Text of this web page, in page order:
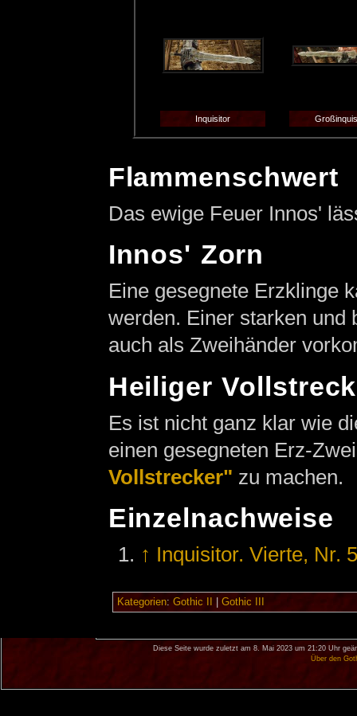
Inquisitor
Flammenschwert
Das ewige Feuer Innos'
Innos' Zorn
Eine gesegnete Erzklinge
werden. Einer starken und
auch als Zweihänder
Heiliger
Es ist nicht ganz klar wie
einen gesegneten Erz-
Vollstrecker" zu machen.
Einzelnachweise
↑ Inquisitor. Vierte, Nr.
Kategorien: Gothic II Gothic III
Diese Seite wurde zuletzt am 8. Mai 2023 um 21:20 Uhr
Über den